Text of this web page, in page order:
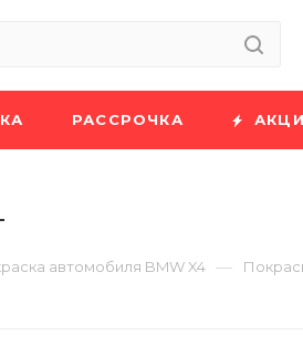
РАССРОЧКА
автомобиля BMW X4 —